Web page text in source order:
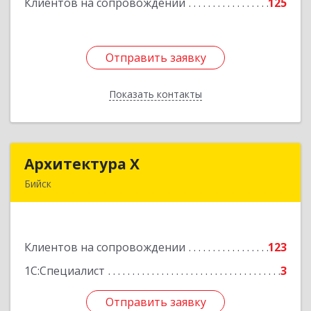
Отправить заявку
Показать контакты
Подробнее
Отправить заявку
Назад
Архитектура Х
Бийск
Клиентов на сопровождении
123
1С:Специалист
3
Отправить заявку
Подробнее
Отправить заявку